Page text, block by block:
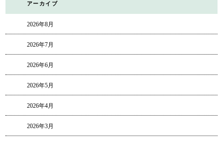
アーカイブ
2026年8月
2026年7月
2026年6月
2026年5月
2026年4月
2026年3月